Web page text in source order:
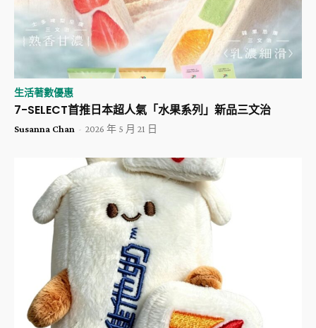
生活著數優惠
​7-SELECT首推日本超人氣「水果系列」新品三文治
Susanna Chan - 2026 年 5 月 21 日